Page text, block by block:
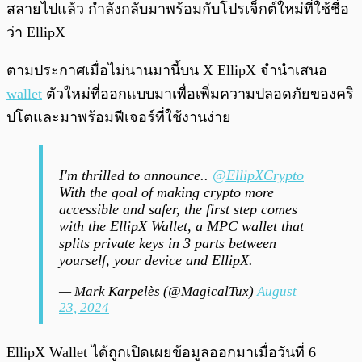
สลายไปแล้ว กำลังกลับมาพร้อมกับโปรเจ็กต์ใหม่ที่ใช้ชื่อ
ว่า EllipX
ตามประกาศเมื่อไม่นานมานี้บน X EllipX จำนำเสนอ
wallet ตัวใหม่ที่ออกแบบมาเพื่อเพิ่มความปลอดภัยของคริ
ปโตและมาพร้อมฟีเจอร์ที่ใช้งานง่าย
I'm thrilled to announce.. @EllipXCrypto
With the goal of making crypto more
accessible and safer, the first step comes
with the EllipX Wallet, a MPC wallet that
splits private keys in 3 parts between
yourself, your device and EllipX.
— Mark Karpelès (@MagicalTux)August
23, 2024
EllipX Wallet ได้ถูกเปิดเผยข้อมูลออกมาเมื่อวันที่ 6